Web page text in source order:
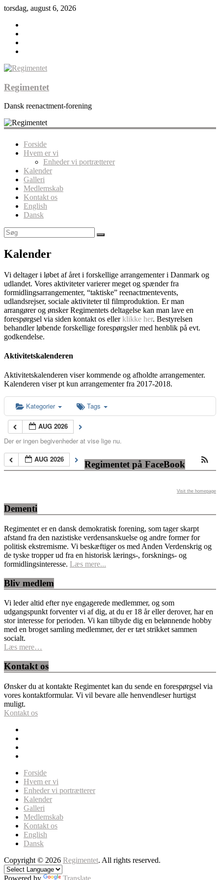
torsdag, august 6, 2026
Regimentet
Dansk reenactment-forening
Forside
Hvem er vi
Enheder vi portrætterer
Kalender
Galleri
Medlemskab
Kontakt os
English
Dansk
Kalender
Vi deltager i løbet af året i forskellige arrangementer i Danmark og
udlandet. Vores aktiviteter varierer meget og spænder fra
formidlingsarrangementer, “taktiske” reenactmentevents,
udlandsrejser, sociale aktiviteter til filmproduktion. Er man
arrangører og ønsker Regimentets deltagelse kan man lave en
forespørgsel via siden kontakt os ellerklikke her. Bestyrelsen
behandler løbende forskellige forespørgsler med henblik på evt.
godkendelse.
Aktivitetskalenderen
Aktivitetskalenderen viser kommende og afholdte arrangementer.
Kalenderen viser pt kun arrangementer fra 2017-2018.
Kategorier Tags
AUG 2026
Der er ingen begivenheder at vise lige nu.
AUG 2026
Regimentet på FaceBook
Visit the homepage
Dementi
Regimentet er en dansk demokratisk forening, som tager skarpt
afstand fra den nazistiske verdensanskuelse og andre former for
politisk ekstremisme. Vi beskæftiger os med Anden Verdenskrig og
de tyske tropper ud fra en historisk lærings-, forsknings- og
formidlingsinteresse. Læs mere...
Bliv medlem
Vi leder altid efter nye engagerede medlemmer, og som
udgangspunkt forventer vi af dig, at du er 18 år eller derover, har en
stor interesse for perioden. Vi kan tilbyde dig en belønnende hobby
med en broget samling medlemmer, der er tæt strikket sammen
socialt.
Læs mere…
Kontakt os
Ønsker du at kontakte Regimentet kan du sende en forespørgsel via
vores kontaktformular. Vi vil bevare alle henvendleser hurtigst
muligt.
Kontakt os
Forside
Hvem er vi
Enheder vi portrætterer
Kalender
Galleri
Medlemskab
Kontakt os
English
Dansk
Copyright © 2026 Regimentet. All rights reserved.
Powered by Translate